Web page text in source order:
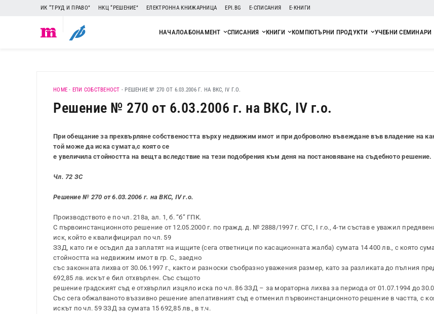
ИК “ТРУД И ПРАВО” НКЦ “РЕШЕНИЕ” ЕЛЕКТРОННА КНИЖАРНИЦА EPI.BG Е-СПИСАНИЯ Е-КНИГИ
НАЧАЛОАБОНАМЕНТ СПИСАНИЯ КНИГИ КОМПЮТЪРНИ ПРОДУКТИ УЧЕБНИ СЕМИНАРИ
HOME - ЕПИ СОБСТВЕНОСТ -РЕШЕНИЕ № 270 ОТ 6.03.2006 Г. НА ВКС, IV Г.О.
Решение № 270 от 6.03.2006 г. на ВКС, IV г.о.
При обещание за прехвърляне собствеността върху недвижим имот и при доброволно въвеждане във владение на
той може да иска сумата,с която се
е увеличила стойността на вещта вследствие на тези подобрения към деня на постановяване на съдебното решение.
Чл. 72 ЗС
Решение № 270 от 6.03.2006 г. на ВКС, IV г.о.
Производството е по чл. 218а, ал. 1, б. “б” ГПК.
С първоинстанционното решение от 12.05.2000 г. по гражд. д. № 2888/1997 г. СГС, I г.о., 4-ти състав е уважил
иск, който е квалифицирал по чл. 59
ЗЗД, като ги е осъдил да заплатят на ищците (сега ответници по касационната жалба) сумата 14 400 лв., с която
стойността на недвижим имот в гр. С., заедно
със законната лихва от 30.06.1997 г., както и разноски съобразно уважения размер, като за разликата до пълния
692,85 лв. искът е бил отхвърлен. Със същото
решение градският съд е отхвърлил изцяло иска по чл. 86 ЗЗД – за мораторна лихва за периода от 01.07.1994 до
Със сега обжалваното въззивно решение апелативният съд е отменил първоинстанционното решение в частта, с
искът по чл. 59 ЗЗД за сумата 15 692,85 лв., в т.ч.